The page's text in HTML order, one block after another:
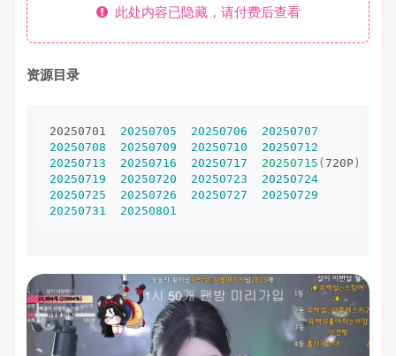
此处内容已隐藏，请付费后查看
资源目录
20250701 20250705 20250706
20250707
20250708
20250709 20250710
20250712
20250713
20250716 20250717 20250715 ( 720P)
20250719
20250720 20250723
20250724
20250725
20250726 20250727
20250729
20250731
20250801